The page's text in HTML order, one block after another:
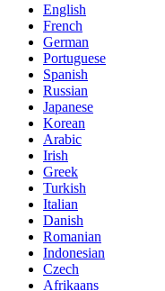
English
French
German
Portuguese
Spanish
Russian
Japanese
Korean
Arabic
Irish
Greek
Turkish
Italian
Danish
Romanian
Indonesian
Czech
Afrikaans